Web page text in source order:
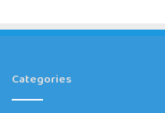
Categories